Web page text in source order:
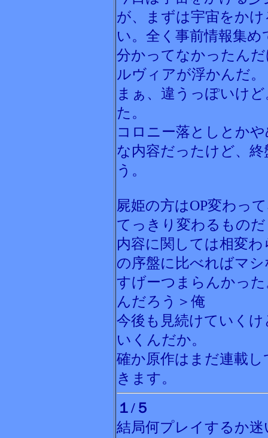
が、まずは宇宙をか
い。全く事前情報集
分かってなかったん
ルヴィアが浮かんだ。
まぁ、違うっぽいけ
た。
コロニー落としとか
な内容だったけど、
う。
屍姫の方はOP変わっ
てっきり変わるもの
内容に関しては相変
の序盤に比べればマ
すげーつまらんかっ
んだろう＞俺
今後も見続けていく
いくんだか。
確か原作はまだ連載
きます。
１/５
結局何プレイするか